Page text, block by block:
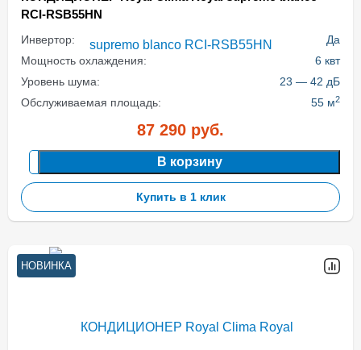
RCI-RSB55HN
Инвертор:
Да
Мощность охлаждения:
6 квт
Уровень шума:
23 — 42 дБ
Обслуживаемая площадь:
55 м2
87 290 руб.
В корзину
Купить в 1 клик
НОВИНКА